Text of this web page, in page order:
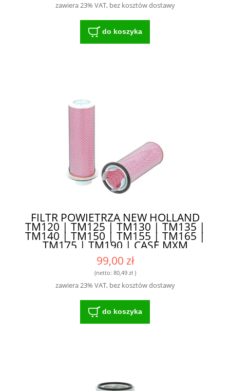
zawiera 23% VAT, bez kosztów dostawy
do koszyka
FILTR POWIETRZA NEW HOLLAND
TM120 | TM125 | TM130 | TM135 |
TM140 | TM150 | TM155 | TM165 |
TM175 | TM190 | CASE MXM
WEWNĘTRZNY 82034441 | 82008607
SA17218 - DOSKONAŁA FILTRACJA I
OCHRONA
99,00 zł
(netto: 80,49 zł)
zawiera 23% VAT, bez kosztów dostawy
do koszyka